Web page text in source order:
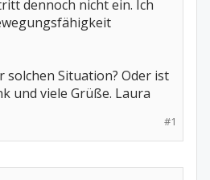
dennoch nicht ein. Ich
solchen Situation? Oder ist
und viele Grüße. Laura
#1